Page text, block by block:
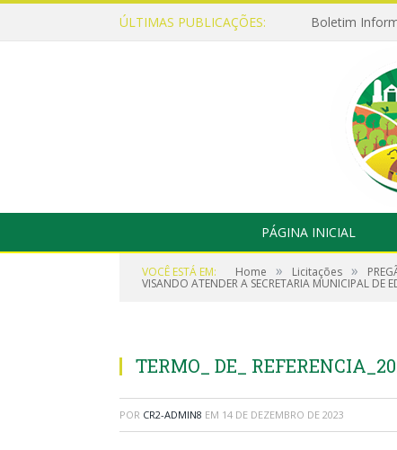
ÚLTIMAS PUBLICAÇÕES: Boletim
PÁGINA INICIAL
VOCÊ ESTÁ EM: Home » Licitações »
VISANDO ATENDER A SECRETARIA MUNICIPAL
TERMO_ DE_
POR CR2-ADMIN8 EM 14 DE DEZEMBRO DE 2023